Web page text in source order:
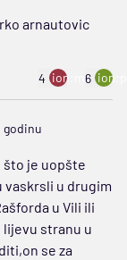
arnautovic
4 ion:minus
6
godinu
što je uopšte
vaskrsli u drugim
u Vili ili
lijevu stranu u
se za